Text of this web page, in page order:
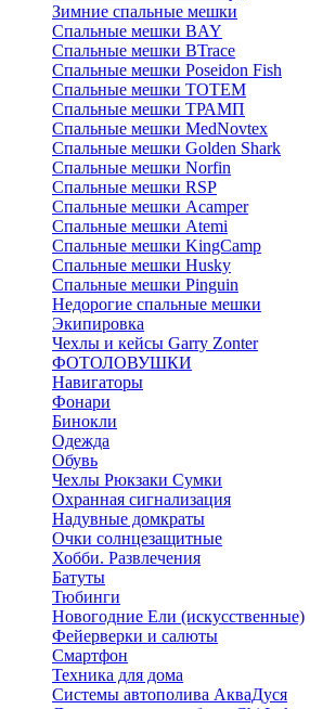
Зимние спальные мешки
Спальные мешки BAY
Спальные мешки BTrace
Спальные мешки Poseidon Fish
Спальные мешки ТОТЕМ
Спальные мешки ТРАМП
Cпальные мешки MedNovtex
Спальные мешки Golden Shark
Спальные мешки Norfin
Спальные мешки RSP
Спальные мешки Acamper
Спальные мешки Atemi
Спальные мешки KingCamp
Спальные мешки Husky
Спальные мешки Pinguin
Недорогие спальные мешки
Экипировка
Чехлы и кейсы Garry Zonter
ФОТОЛОВУШКИ
Навигаторы
Фонари
Бинокли
Одежда
Обувь
Чехлы Рюкзаки Сумки
Охранная сигнализация
Надувные домкраты
Очки солнцезащитные
Хобби. Развлечения
Батуты
Тюбинги
Новогодние Ели (искусственные)
Фейерверки и салюты
Смартфон
Техника для дома
Системы автополива АкваДуся